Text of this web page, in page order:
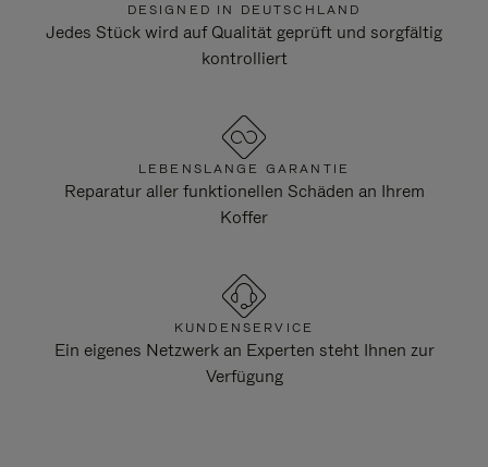
DESIGNED IN DEUTSCHLAND
Jedes Stück wird auf Qualität geprüft und sorgfältig
kontrolliert
LEBENSLANGE GARANTIE
Reparatur aller funktionellen Schäden an Ihrem
Koffer
KUNDENSERVICE
Ein eigenes Netzwerk an Experten steht Ihnen zur
Verfügung